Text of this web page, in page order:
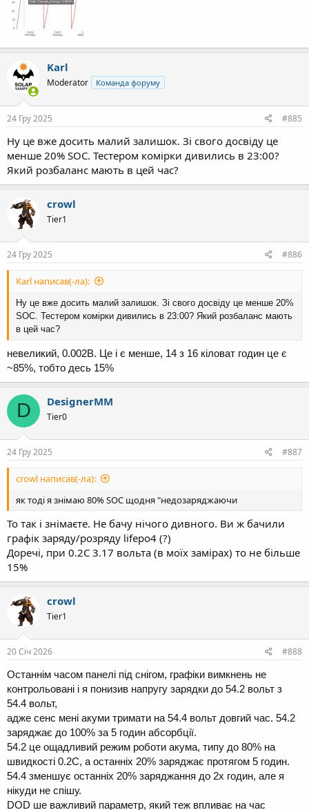
Karl
Moderator Команда форуму
24 Гру 2025 #885
Ну це вже досить малий залишок. Зі свого досвіду це
менше 20% SOC. Тестером комірки дивились в 23:00?
Який розбаланс мають в цей час?
crowl
Tier1
24 Гру 2025 #886
Karl написав(-ла):
Ну це вже досить малий залишок. Зі свого досвіду це менше 20%
SOC. Тестером комірки дивились в 23:00? Який розбаланс мають
в цей час?
невеликий, 0.002В. Це і є менше, 14 з 16 кіловат годин це є
~85%, тобто десь 15%
D DesignerMM
Tier0
24 Гру 2025 #887
crowl написав(-ла):
як тоді я знімаю 80% SOC щодня "недозаряджаючи
То так і знімаєте. Не бачу нічого дивного. Ви ж бачили
графік заряду/розряду lifepo4 (?)
Доречі, при 0.2С 3.17 вольта (в моїх замірах) то не більше
15%
crowl
Tier1
20 Січ 2026
#888
Останнім часом панелі під снігом, графіки вимкнень не
контрольовані і я понизив напругу зарядки до 54.2 вольт з
54.4 вольт,
адже сенс мені акуми тримати на 54.4 вольт довгий час. 54.2
заряджає до 100% за 5 годин абсорбції.
54.2 це ощадливий режим роботи акума, типу до 80% на
швидкості 0.2С, а останніх 20% заряджає протягом 5 годин.
54.4 зменшує останніх 20% заряджання до 2х годин, але я
нікуди не спішу.
DOD ше важливий параметр, який теж впливає на час